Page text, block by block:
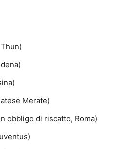
Merate)
obbligo di riscatto, Roma)